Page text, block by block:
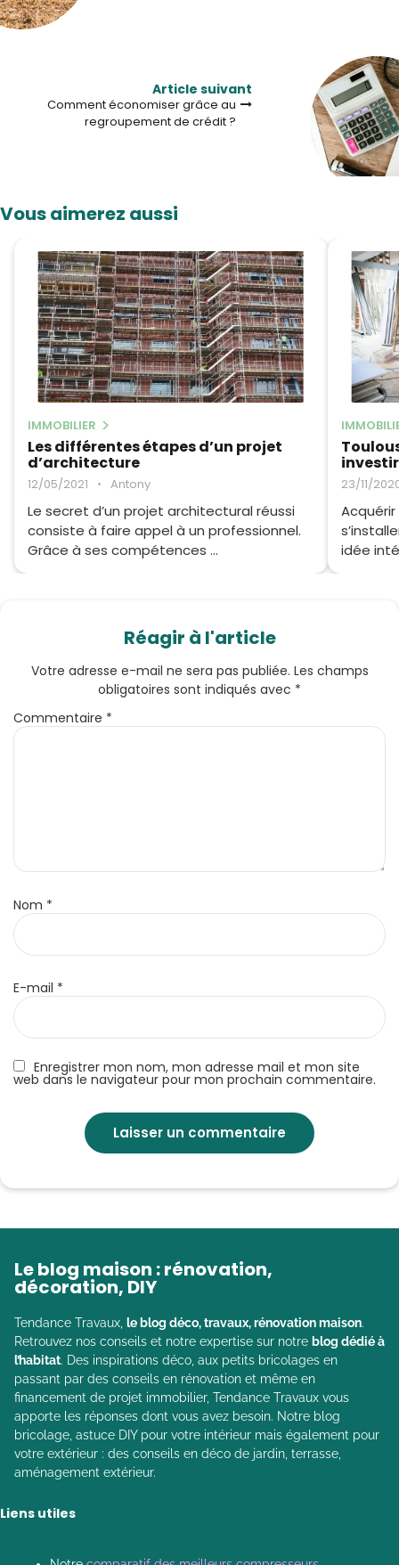
Article suivant
Comment économiser grâce au
regroupement de crédit ?
Vous aimerez aussi
IMMOBILIER
Les différentes étapes d’un projet
d’architecture
12/05/2021 • Antony
Le secret d’un projet architectural réussi
consiste à faire appel à un professionnel.
Grâce à ses compétences ...
investir
23/11/
idée
Réagir à l'article
Enregistrer mon nom, mon adresse mail et mon site
web dans le navigateur pour mon prochain commentaire.
Votre adresse e-mail ne sera pas publiée. Les champs
obligatoires sont indiqués avec *
Commentaire *
Nom *
E-mail *
Le blog maison : rénovation,
décoration, DIY
Tendance Travaux, le blog déco, travaux, rénovation maison.
Retrouvez nos conseils et notre expertise sur notre blog dédié à
l’habitat. Des inspirations déco, aux petits bricolages en
passant par des conseils en rénovation et même en
financement de projet immobilier, Tendance Travaux vous
apporte les réponses dont vous avez besoin. Notre blog
bricolage, astuce DIY pour votre intérieur mais également pour
votre extérieur : des conseils en déco de jardin, terrasse,
aménagement extérieur.
Liens utiles